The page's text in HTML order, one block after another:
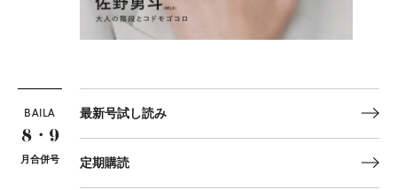
BAILA
8・9
月合併号
最新号試し読み
定期購読